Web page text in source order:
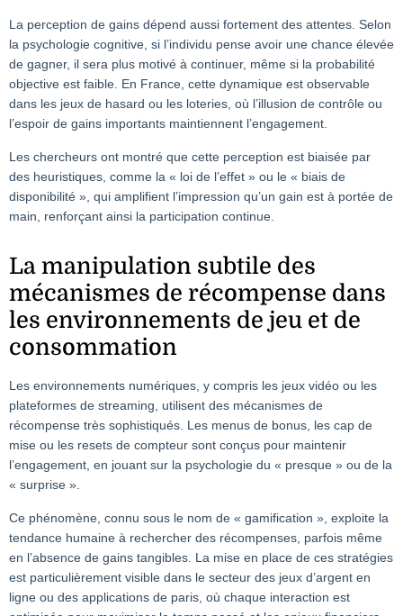
La perception de gains dépend aussi fortement des attentes. Selon
la psychologie cognitive, si l’individu pense avoir une chance élevée
de gagner, il sera plus motivé à continuer, même si la probabilité
objective est faible. En France, cette dynamique est observable
dans les jeux de hasard ou les loteries, où l’illusion de contrôle ou
l’espoir de gains importants maintiennent l’engagement.
Les chercheurs ont montré que cette perception est biaisée par
des heuristiques, comme la « loi de l’effet » ou le « biais de
disponibilité », qui amplifient l’impression qu’un gain est à portée de
main, renforçant ainsi la participation continue.
La manipulation subtile des
mécanismes de récompense dans
les environnements de jeu et de
consommation
Les environnements numériques, y compris les jeux vidéo ou les
plateformes de streaming, utilisent des mécanismes de
récompense très sophistiqués. Les menus de bonus, les cap de
mise ou les resets de compteur sont conçus pour maintenir
l’engagement, en jouant sur la psychologie du « presque » ou de la
« surprise ».
Ce phénomène, connu sous le nom de « gamification », exploite la
tendance humaine à rechercher des récompenses, parfois même
en l’absence de gains tangibles. La mise en place de ces stratégies
est particulièrement visible dans le secteur des jeux d’argent en
ligne ou des applications de paris, où chaque interaction est